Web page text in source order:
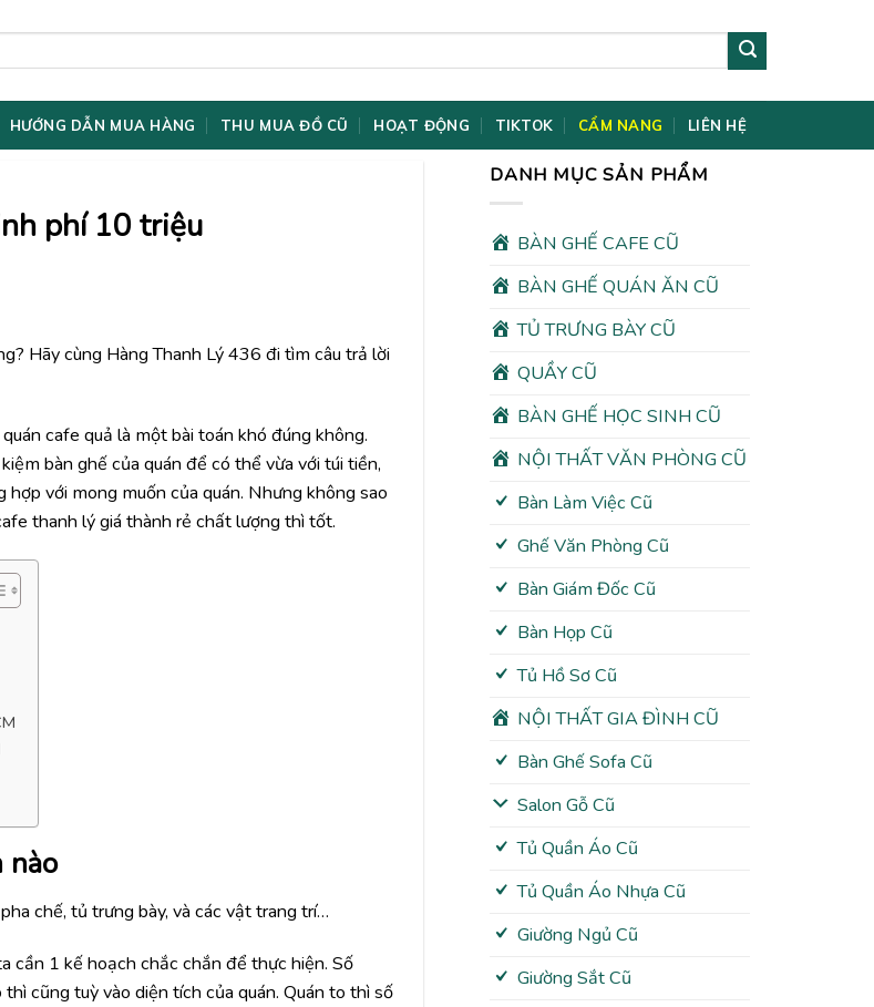
HƯỚNG DẪN MUA HÀNG THU MUA ĐỒ CŨ HOẠT ĐỘNG TIKTOK CẨM NANG LIÊN HỆ
phí 10 triệu
Hãy cùng Hàng Thanh Lý 436 đi tìm câu trả lời
cafe quả là một bài toán khó đúng không.
bàn ghế của quán để có thể vừa với túi tiền,
với mong muốn của quán. Nhưng không sao
thanh lý giá thành rẻ chất lượng thì tốt.
nào
chế, tủ trưng bày, và các vật trang trí…
cần 1 kế hoạch chắc chắn để thực hiện. Số
cũng tuỳ vào diện tích của quán. Quán to thì số
DANH MỤC SẢN PHẨM
BÀN GHẾ CAFE CŨ
BÀN GHẾ QUÁN ĂN CŨ
TỦ TRƯNG BÀY CŨ
QUẦY CŨ
BÀN GHẾ HỌC SINH CŨ
NỘI THẤT VĂN PHÒNG CŨ
Bàn Làm Việc Cũ
Ghế Văn Phòng Cũ
Bàn Giám Đốc Cũ
Bàn Họp Cũ
Tủ Hồ Sơ Cũ
NỘI THẤT GIA ĐÌNH CŨ
Bàn Ghế Sofa Cũ
Salon Gỗ Cũ
Tủ Quần Áo Cũ
Tủ Quần Áo Nhựa Cũ
Giường Ngủ Cũ
Giường Sắt Cũ